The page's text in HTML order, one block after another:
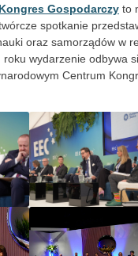
Gospodarczy to
spotkanie
oraz samorządów w
roku wydarzenie odbywa
Centrum